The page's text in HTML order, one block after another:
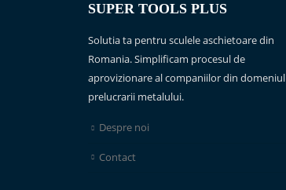
SUPER TOOLS PLUS
Solutia ta pentru sculele aschietoare din
Romania. Simplificam procesul de
aprovizionare al companiilor din domeniul
prelucrarii metalului.
Despre noi
Contact